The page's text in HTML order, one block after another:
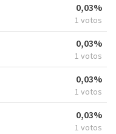
0,03%
1 votos
0,03%
1 votos
0,03%
1 votos
0,03%
1 votos